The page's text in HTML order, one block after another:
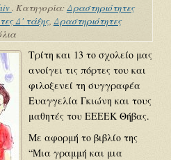
. Κατηγορία:Δραστηριότητες
Δ' τάξης, Δραστηριότητες
Τρίτη και 13 το σχολείο μας
ανοίγει τις πόρτες του και
φιλοξενεί τη συγγραφέα
Ευαγγελία Γκιώνη και τους
μαθητές του ΕΕΕΕΚ Θήβας.
Με αφορμή το βιβλίο της
“Μια γραμμή και μια